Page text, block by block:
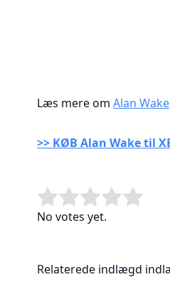
Læs mere om Alan Wake
>> KØB Alan Wake til
Rate this item:
No votes yet.
Relaterede indlægd